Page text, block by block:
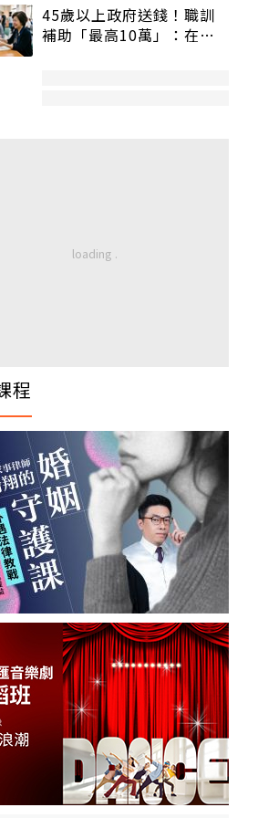
45歲以上政府送錢！職訓
補助「最高10萬」：在
程